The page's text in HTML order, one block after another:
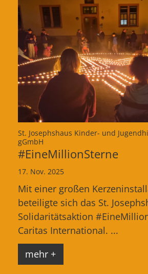
St. Josephshaus Kinder- und
gGmbH
#EineMillionSterne
17. Nov. 2025
Mit einer großen
beteiligte sich das St.
Solidaritätsaktion
Caritas International. ...
mehr +